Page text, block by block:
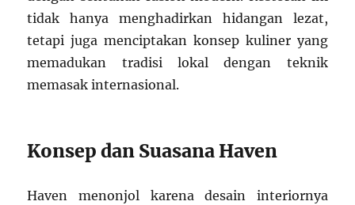
tidak hanya menghadirkan hidangan lezat,
tetapi juga menciptakan konsep kuliner yang
memadukan tradisi lokal dengan teknik
memasak internasional.
Konsep dan Suasana Haven
Haven menonjol karena desain interiornya